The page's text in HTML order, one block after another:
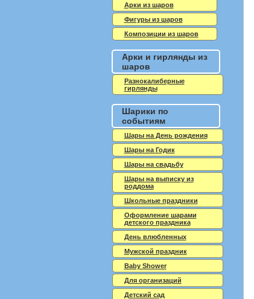
Арки из шаров
Фигуры из шаров
Композиции из шаров
Арки и гирлянды из
шаров
Разнокалиберные
гирлянды
Шарики по
событиям
Шары на День рождения
Шары на Годик
Шары на свадьбу
Шары на выписку из
роддома
Школьные праздники
Оформление шарами
детского праздника
День влюбленных
Мужской праздник
Baby Shower
Для организаций
Детский сад